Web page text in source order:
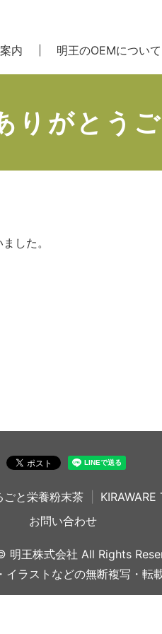
内 明王のOEMについて
りがとう
した。
ごと栄養粉末茶 KIRAWARE
お問い合わせ
王株式会社 All Rights
イラストなどの無断複写・転